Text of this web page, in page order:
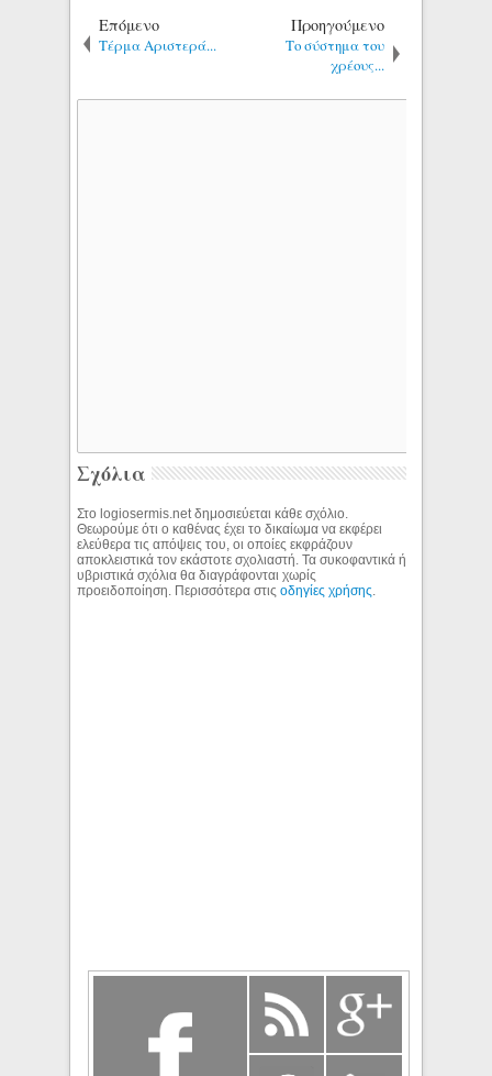
Επόμενο
Τέρμα Αριστερά...
Προηγούμενο
Το σύστημα του
χρέους...
Σχόλια
Στο logiosermis.net δημοσιεύεται κάθε σχόλιο.
Θεωρούμε ότι ο καθένας έχει το δικαίωμα να εκφέρει
ελεύθερα τις απόψεις του, οι οποίες εκφράζουν
αποκλειστικά τον εκάστοτε σχολιαστή. Τα συκοφαντικά ή
υβριστικά σχόλια θα διαγράφονται χωρίς
προειδοποίηση. Περισσότερα στιςοδηγίες χρήσης.